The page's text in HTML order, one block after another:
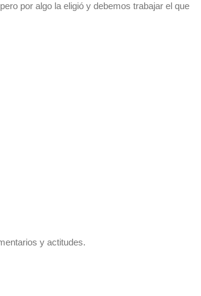
por algo la eligió y debemos trabajar el que
y actitudes.